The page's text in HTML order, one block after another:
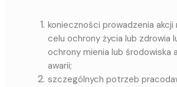
konieczności prowadzenia
celu ochrony życia lub zdrowia
ochrony mienia lub środowiska
awarii;
szczególnych potrzeb